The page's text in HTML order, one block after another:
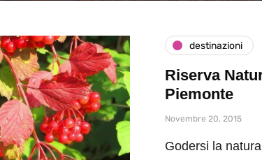
destinazioni
Riserva
Piemonte
Novembre 20, 2015
Godersi la